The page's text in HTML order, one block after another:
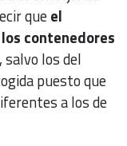
queel
contenedores
los del
puesto que
a los de